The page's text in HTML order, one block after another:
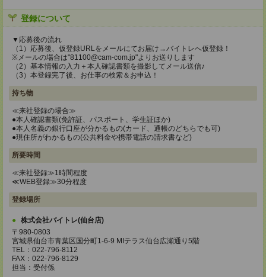
登録について
▼応募後の流れ
（1）応募後、仮登録URLをメールにてお届け→バイトレへ仮登録！
※メールの場合は"81100@cam-com.jp"よりお送りします
（2）基本情報の入力＋本人確認書類を撮影してメール送信♪
（3）本登録完了後、お仕事の検索＆お申込！
持ち物
≪来社登録の場合≫
●本人確認書類(免許証、パスポート、学生証ほか)
●本人名義の銀行口座が分かるもの(カード、通帳のどちらでも可)
●現住所がわかるもの(公共料金や携帯電話の請求書など)
所要時間
≪来社登録≫1時間程度
≪WEB登録≫30分程度
登録場所
株式会社バイトレ(仙台店)
〒980-0803
宮城県仙台市青葉区国分町1-6-9 MIテラス仙台広瀬通り5階
TEL：022-796-8112
FAX：022-796-8129
担当：受付係